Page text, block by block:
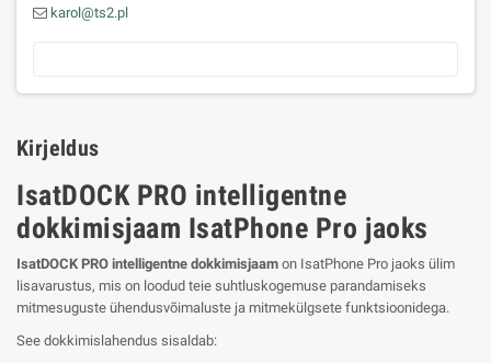
karol@ts2.pl
Kirjeldus
IsatDOCK PRO intelligentne
dokkimisjaam IsatPhone Pro jaoks
IsatDOCK PRO intelligentne dokkimisjaam on IsatPhone Pro jaoks ülim
lisavarustus, mis on loodud teie suhtluskogemuse parandamiseks
mitmesuguste ühendusvõimaluste ja mitmekülgsete funktsioonidega.
See dokkimislahendus sisaldab: